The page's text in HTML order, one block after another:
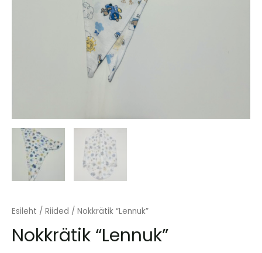
Esileht / Riided / Nokkrätik “Lennuk”
Nokkrätik “Lennuk”